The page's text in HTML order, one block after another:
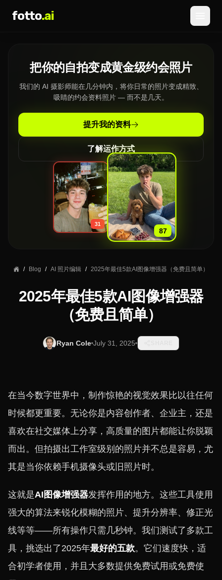
fotto.ai
登录 注册
把你的自拍变成黄金级约会照片
我们的 AI 摄影师能在几分钟内，将你日常的照片变成精致、
吸睛的约会资料照片 — 而不是几天。
提升我的资料
了解运作方式
31
»
87
/ Blog / AI 照片编辑 / 2025年最佳5款AI图像增强器（免费且简单）
2025年最佳5款AI图像增强器
（免费且简单）
Ryan Cole July 31, 2025
在当今数字世界中，制作惊艳的视觉效果比以往任何
时候都更重要。无论你是内容创作者、企业主，还是
喜欢在社交媒体上分享，高质量的图片都能让你脱颖
而出。但拍摄出工作室级别的照片并不总是容易，尤
其是当你依赖手机摄像头或旧照片时。
这就是AI图像增强器发挥作用的地方。这些工具使用
强大的算法来锐化模糊的照片、提升分辨率、修正光
线等等——所有操作只需几秒钟。我们测试了多款工
具，挑选出了2025年最好的五款。它们速度快，适
合初学者使用，并且大多数提供免费试用或免费使